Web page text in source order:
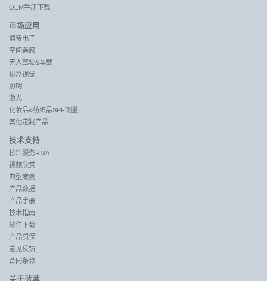
OEM手册下载
市场应用
消费电子
空间遥感
无人驾驶&车载
机器视觉
照明
激光
化妆品&纺织品SPF测量
其他定制产品
技术支持
校准服务RMA
视频欣赏
典型案例
产品数据
产品手册
技术指南
软件下载
产品质保
意见反馈
合同条款